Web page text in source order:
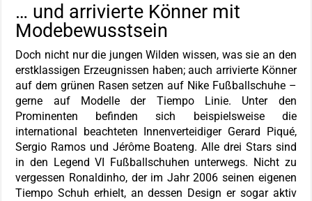
… und arrivierte Könner mit
Modebewusstsein
Doch nicht nur die jungen Wilden wissen, was sie an den
erstklassigen Erzeugnissen haben; auch arrivierte Könner
auf dem grünen Rasen setzen auf Nike Fußballschuhe –
gerne auf Modelle der Tiempo Linie. Unter den
Prominenten befinden sich beispielsweise die
international beachteten Innenverteidiger Gerard Piqué,
Sergio Ramos und Jérôme Boateng. Alle drei Stars sind
in den Legend VI Fußballschuhen unterwegs. Nicht zu
vergessen Ronaldinho, der im Jahr 2006 seinen eigenen
Tiempo Schuh erhielt, an dessen Design er sogar aktiv